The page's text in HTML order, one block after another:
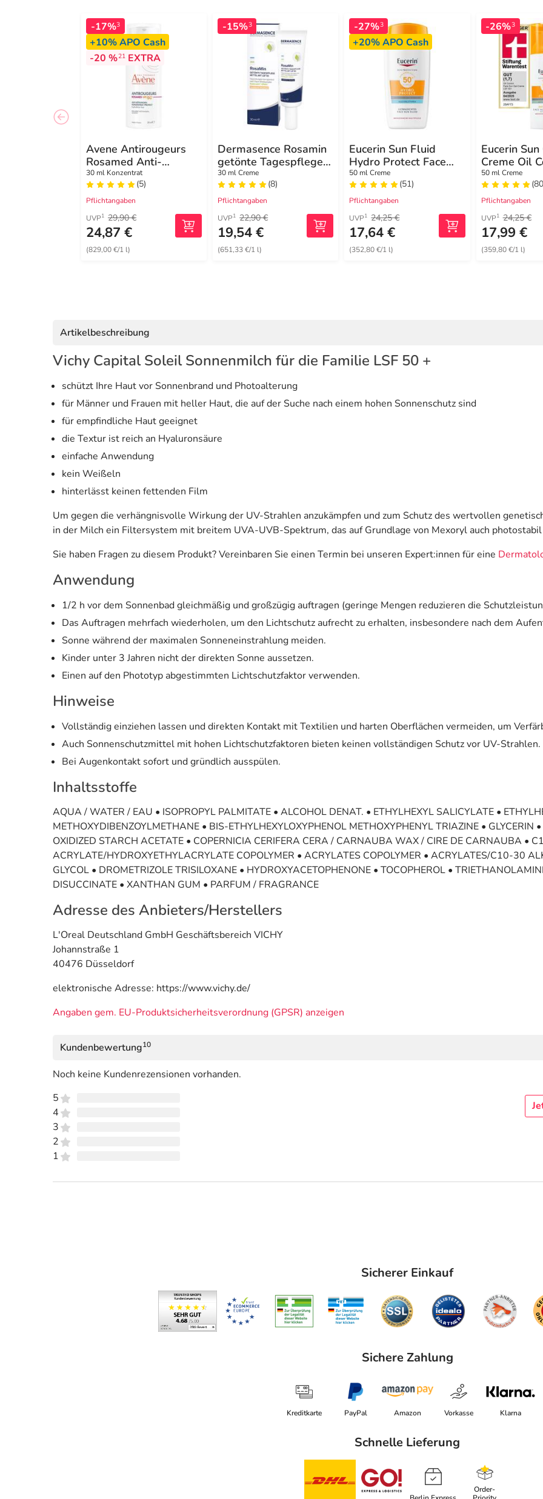
-17%3
+10%APO Cash
-20 %21EXTRA
Avene Antirougeurs
Rosamed Anti-
Rötungen Konzentrat
SPF 50 +
30 ml Konzentrat
(5)
Pflichtangaben
UVP1 29,90 €
24,87 €
(829,00 €/1 l)
-15%3
Dermasence Rosamin
getönte Tagespflege
mittel LSF 50 Creme
30 ml Creme
(8)
Pflichtangaben
UVP1 22,90 €
19,54 €
(651,33 €/1 l)
-27%3
+20%APO Cash
Eucerin Sun Fluid
Hydro Protect Face
LSF 50 +
50 ml Creme
(51)
Pflichtangaben
UVP1 24,25 €
17,64 €
(352,80 €/1 l)
-26%3
Eucerin
Creme Oil
50+
50 ml Creme
Pflichtangaben
UVP1 24,25 €
17,99 €
(359,80 €/1 l)
Artikelbeschreibung
Vichy Capital Soleil Sonnenmilch für die Familie LSF 50 +
schützt Ihre Haut vor Sonnenbrand und Photoalterung
für Männer und Frauen mit heller Haut, die auf der Suche nach einem hohen Sonnenschutz sind
für empfindliche Haut geeignet
die Textur ist reich an Hyaluronsäure
einfache Anwendung
kein Weißeln
hinterlässt keinen fettenden Film
Um gegen die verhängnisvolle Wirkung der UV-Strahlen anzukämpfen und zum Schutz des wertvollen
in der Milch ein Filtersystem mit breitem UVA-UVB-Spektrum, das auf Grundlage von Mexoryl auch
Sie haben Fragen zu diesem Produkt? Vereinbaren Sie einen Termin bei unseren Expert:innen für eine
Anwendung
1/2 h vor dem Sonnenbad gleichmäßig und großzügig auftragen (geringe Mengen reduzieren die
Das Auftragen mehrfach wiederholen, um den Lichtschutz aufrecht zu erhalten, insbesondere nach dem
Sonne während der maximalen Sonneneinstrahlung meiden.
Kinder unter 3 Jahren nicht der direkten Sonne aussetzen.
Einen auf den Phototyp abgestimmten Lichtschutzfaktor verwenden.
Hinweise
Vollständig einziehen lassen und direkten Kontakt mit Textilien und harten Oberflächen vermeiden, um
Auch Sonnenschutzmittel mit hohen Lichtschutzfaktoren bieten keinen vollständigen Schutz vor UV-Strahlen.
Bei Augenkontakt sofort und gründlich ausspülen.
Inhaltsstoffe
AQUA / WATER / EAU • ISOPROPYL PALMITATE • ALCOHOL DENAT. • ETHYLHEXYL SALICYLATE •
METHOXYDIBENZOYLMETHANE • BIS-ETHYLHEXYLOXYPHENOL METHOXYPHENYL TRIAZINE • GLYCERIN
OXIDIZED STARCH ACETATE • COPERNICIA CERIFERA CERA / CARNAUBA WAX / CIRE DE CARNAUBA •
ACRYLATE/HYDROXYETHYLACRYLATE COPOLYMER • ACRYLATES COPOLYMER • ACRYLATES/C10-30
GLYCOL • DROMETRIZOLE TRISILOXANE • HYDROXYACETOPHENONE • TOCOPHEROL •
DISUCCINATE • XANTHAN GUM • PARFUM / FRAGRANCE
Adresse des Anbieters/Herstellers
L'Oreal Deutschland GmbH Geschäftsbereich VICHY
Johannstraße 1
40476 Düsseldorf
elektronische Adresse: https://www.vichy.de/
Angaben gem. EU-Produktsicherheitsverordnung (GPSR) anzeigen
Kundenbewertung10
Noch keine Kundenrezensionen vorhanden.
5
4
3
2
1
Sicherer Einkauf
Sichere Zahlung
Kreditkarte PayPal Amazon Vorkasse Klarna
Schnelle Lieferung
Order-